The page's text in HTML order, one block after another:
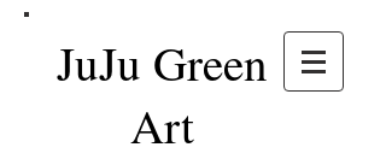
JuJu Green
Art